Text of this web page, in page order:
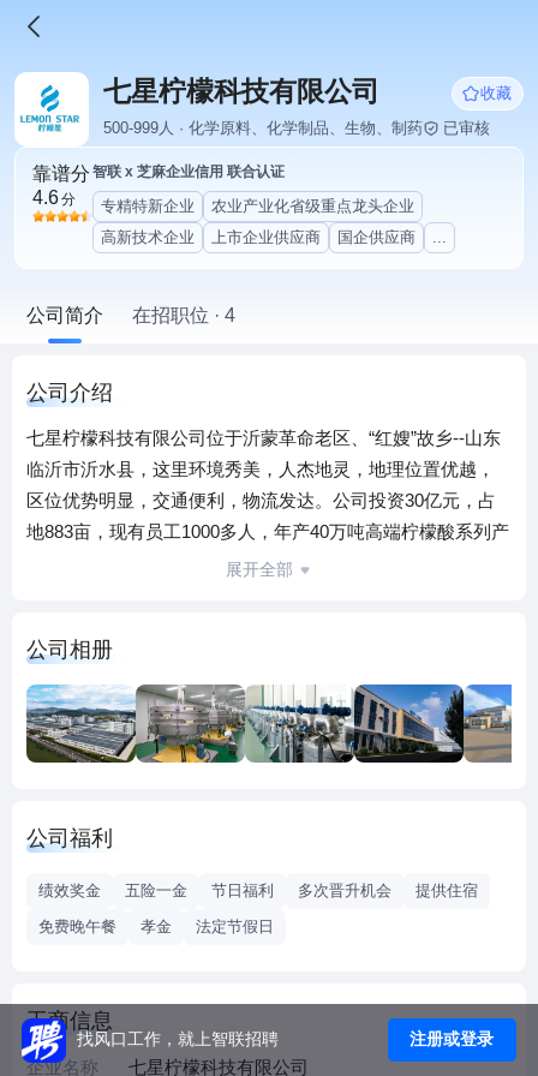
七星柠檬科技有限公司
收藏
500-999人 · 化学原料、化学制品、生物、制药
已审核
靠谱分
4.6分
智联 x 芝麻企业信用 联合认证
专精特新企业
农业产业化省级重点龙头企业
高新技术企业
上市企业供应商 国企供应商 ...
公司简介 在招职位 · 4
公司介绍
七星柠檬科技有限公司位于沂蒙革命老区、“红嫂”故乡--山东
临沂市沂水县，这里环境秀美，人杰地灵，地理位置优越，
区位优势明显，交通便利，物流发达。公司投资30亿元，占
地883亩，现有员工1000多人，年产40万吨高端柠檬酸系列产
品，位居世界前列。公司以“做全球最具竞争力的柠檬酸制造
酸、柠檬酸钠以及高端蛋白饲料和颗粒污泥等。公司是中国
发酵工业协会理事单位、中国五矿化工进出口商会会员单
位、中国食品添加剂和配料协会会员单位，先后通过了
ISO9001、IS045001、ISO22000、FSSC22000、欧盟
多项尖端核心技术，采用世界先进生产设备和制造工艺，实
高效的服务，以“客户需求为中心”的服务理念，与全球业务合
展开全部
公司相册
公司福利
绩效奖金 五险一金 节日福利 多次晋升机会
提供住宿
免费晚午餐
孝金 法定节假日
工商信息
企业名称 七星柠檬科技有限公司
找风口工作，就上智联招聘 注册或登录